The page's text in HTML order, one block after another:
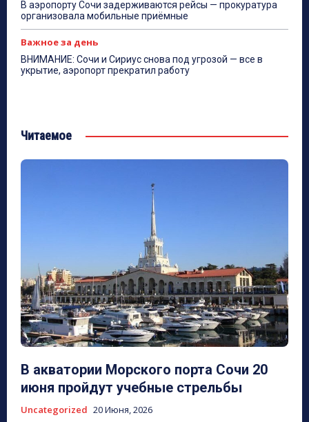
В аэропорту Сочи задерживаются рейсы — прокуратура
организовала мобильные приёмные
Важное за день
ВНИМАНИЕ: Сочи и Сириус снова под угрозой — все в
укрытие, аэропорт прекратил работу
Читаемое
В акватории Морского порта Сочи 20
июня пройдут учебные стрельбы
Uncategorized 20 Июня, 2026